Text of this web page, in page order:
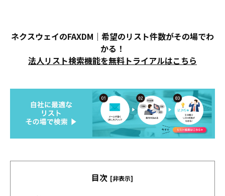
ネクスウェイのFAXDM｜希望のリスト件数がその場でわ
かる！
法人リスト検索機能を無料トライアルはこちら
目次 [非表示]